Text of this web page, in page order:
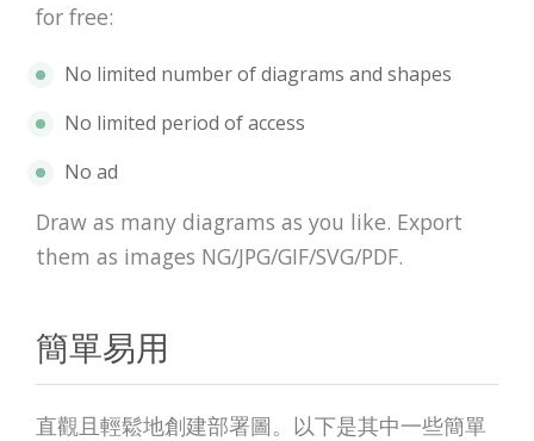
for free:
No limited number of diagrams and shapes
No limited period of access
No ad
Draw as many diagrams as you like. Export
them as images NG/JPG/GIF/SVG/PDF.
簡單易用
直觀且輕鬆地創建部署圖。以下是其中一些簡單